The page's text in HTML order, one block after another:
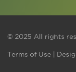
© 2025 All rights
Terms of Use |